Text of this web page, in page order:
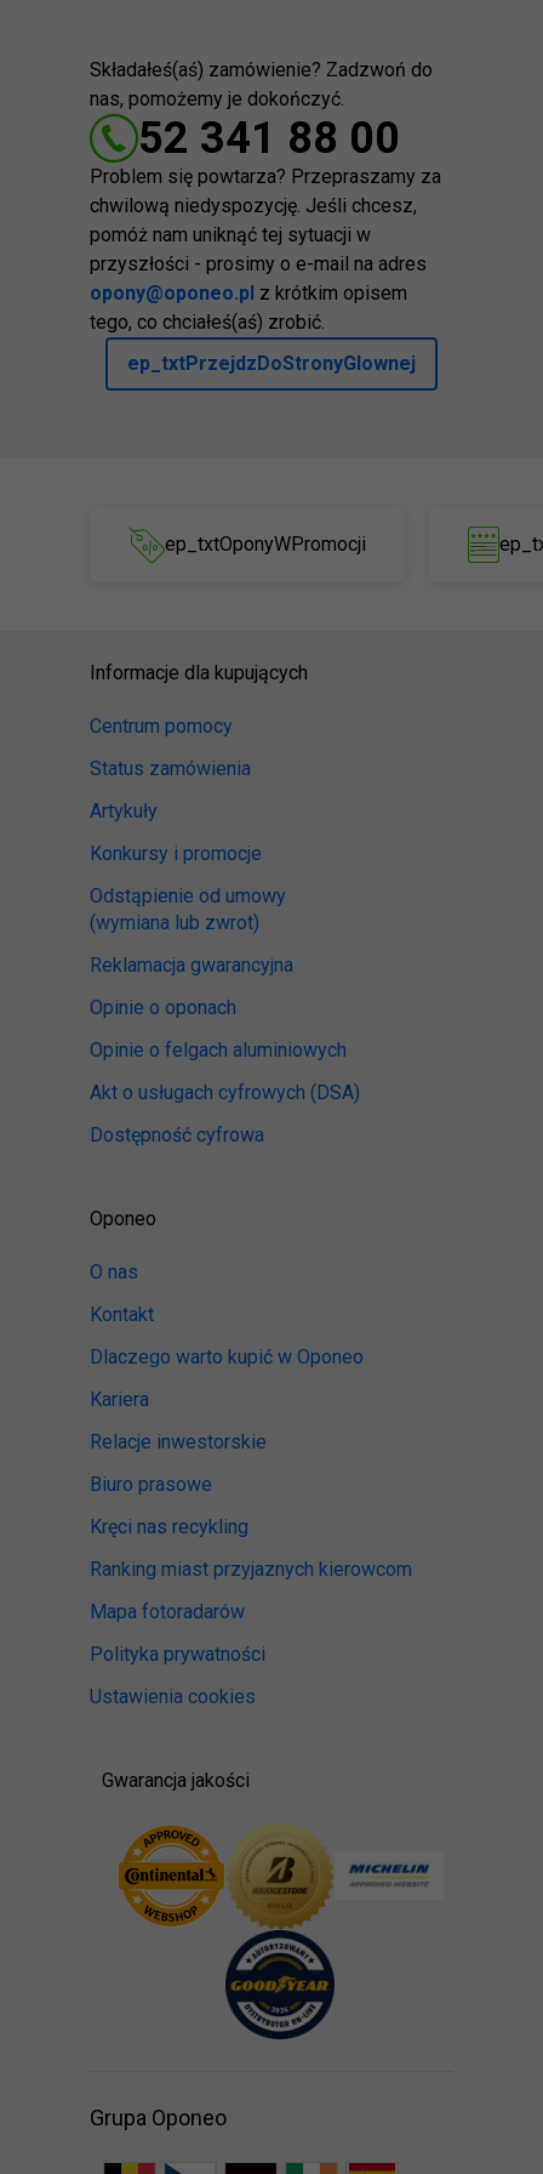
Składałeś(aś) zamówienie? Zadzwoń do
nas, pomożemy je dokończyć.
52 341 88 00
Problem się powtarza? Przepraszamy za
chwilową niedyspozycję. Jeśli chcesz,
pomóż nam uniknąć tej sytuacji w
przyszłości - prosimy o e-mail na adres
opony@oponeo.pl z krótkim opisem
tego, co chciałeś(aś) zrobić.
ep_txtPrzejdzDoStronyGlownej
ep_txtOponyWPromocji
Informacje dla kupujących
Centrum pomocy
Status zamówienia
Artykuły
Konkursy i promocje
Odstąpienie od umowy
(wymiana lub zwrot)
Reklamacja gwarancyjna
Opinie o oponach
Opinie o felgach aluminiowych
Akt o usługach cyfrowych (DSA)
Dostępność cyfrowa
Oponeo
O nas
Kontakt
Dlaczego warto kupić w Oponeo
Kariera
Relacje inwestorskie
Biuro prasowe
Kręci nas recykling
Ranking miast przyjaznych kierowcom
Mapa fotoradarów
Polityka prywatności
Ustawienia cookies
Gwarancja jakości
Grupa Oponeo